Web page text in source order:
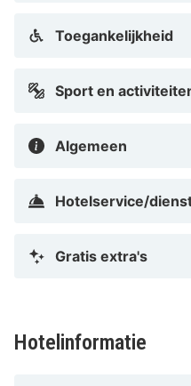
Toegankelijkheid
Sport en
Algemeen
Hotelservice/
Gratis extra's
Hotelinformatie